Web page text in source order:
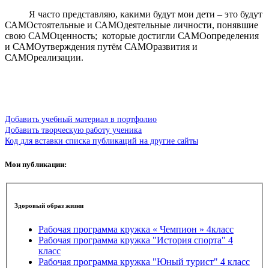
Я часто представляю, какими будут мои дети – это будут
САМОстоятельные и САМОдеятельные личности, понявшие
свою САМОценность; которые достигли САМОопределения
и САМОутверждения путём САМОразвития и
САМОреализации.
Добавить учебный материал в портфолио
Добавить творческую работу ученика
Код для вставки списка публикаций на другие сайты
Мои публикации:
Здоровый образ жизни
Рабочая программа кружка « Чемпион » 4класс
Рабочая программа кружка "История спорта" 4
класс
Рабочая программа кружка "Юный турист" 4 класс